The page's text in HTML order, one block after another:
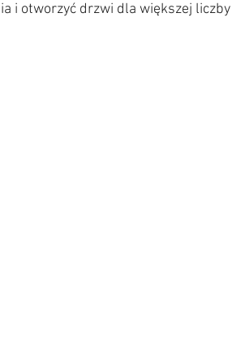
i otworzyć drzwi dla większej